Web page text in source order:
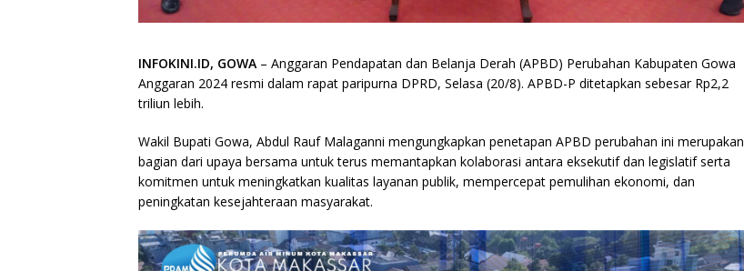
INFOKINI.ID, GOWA – Anggaran Pendapatan dan Belanja Derah (APBD) Perubahan Kabupaten Gowa
Anggaran 2024 resmi dalam rapat paripurna DPRD, Selasa (20/8). APBD-P ditetapkan sebesar Rp2,2
triliun lebih.
Wakil Bupati Gowa, Abdul Rauf Malaganni mengungkapkan penetapan APBD perubahan ini merupakan
bagian dari upaya bersama untuk terus memantapkan kolaborasi antara eksekutif dan legislatif serta
komitmen untuk meningkatkan kualitas layanan publik, mempercepat pemulihan ekonomi, dan
peningkatan kesejahteraan masyarakat.